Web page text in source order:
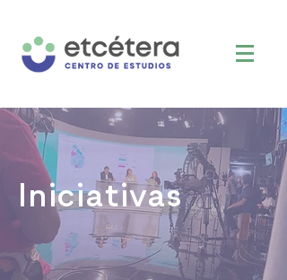
Iniciativas